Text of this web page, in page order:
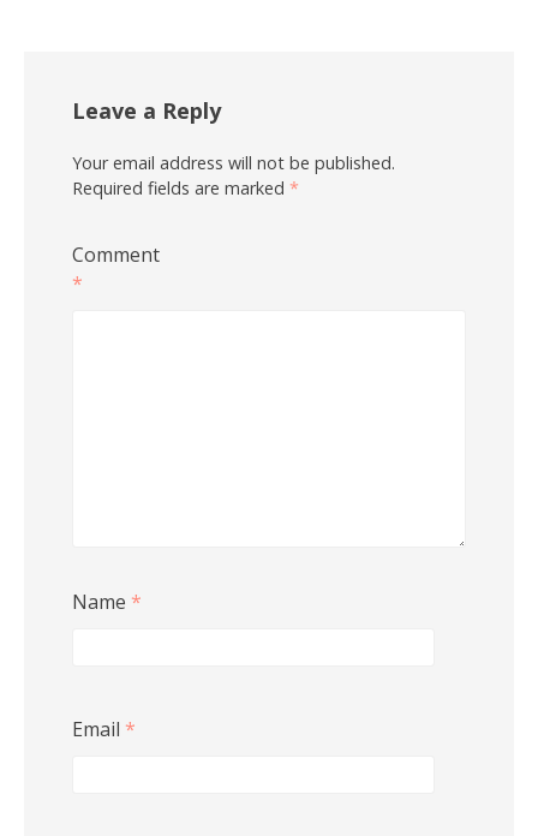
Leave a Reply
Your email address will not be published.
Required fields are marked *
Comment
*
Name *
Email *